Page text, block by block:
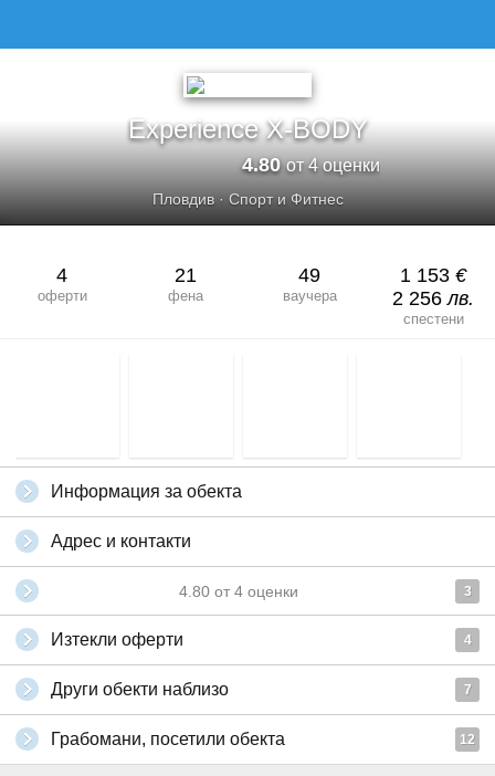
Experience X-BODY
4.80от 4 оценки
Пловдив· Спорт и Фитнес
4
оферти
21
фена
49
ваучера
1 153 €
2 256лв.
спестени
Информация за обекта
Адрес и контакти
4.80 от 4 оценки 3
Изтекли оферти 4
Други обекти наблизо 7
Грабомани, посетили обекта 12